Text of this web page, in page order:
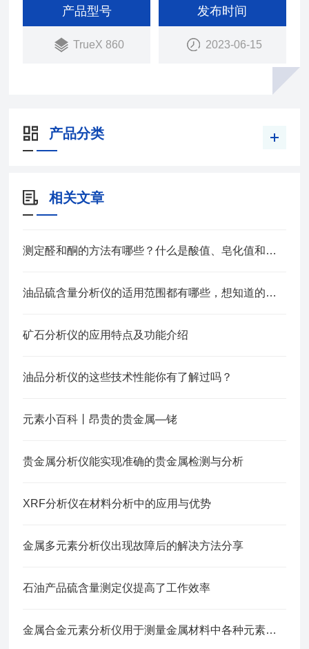
oHS合规筛查、地矿勘探、环保水源污染中含有的有
害金属等领域，为这些领域的产品贸易、加工、品质
检测、安全审核以及回收再利用提供价值判断依据。
产品型号
TrueX 860
发布时间
2023-06-15
产品分类
相关文章
测定醛和酮的方法有哪些？什么是酸值、皂化值和酯值？
油品硫含量分析仪的适用范围都有哪些，想知道的赶紧看这
矿石分析仪的应用特点及功能介绍
油品分析仪的这些技术性能你有了解过吗？
元素小百科丨昂贵的贵金属—铑
贵金属分析仪能实现准确的贵金属检测与分析
XRF分析仪在材料分析中的应用与优势
金属多元素分析仪出现故障后的解决方法分享
石油产品硫含量测定仪提高了工作效率
金属合金元素分析仪用于测量金属材料中各种元素含量